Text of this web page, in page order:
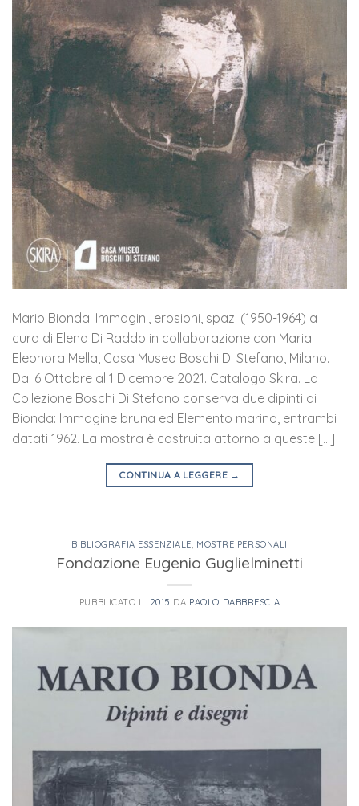
Mario Bionda. Immagini, erosioni, spazi (1950-1964) a
cura di Elena Di Raddo in collaborazione con Maria
Eleonora Mella, Casa Museo Boschi Di Stefano, Milano.
Dal 6 Ottobre al 1 Dicembre 2021. Catalogo Skira. La
Collezione Boschi Di Stefano conserva due dipinti di
Bionda: Immagine bruna ed Elemento marino, entrambi
datati 1962. La mostra è costruita attorno a queste […]
CONTINUA A LEGGERE →
BIBLIOGRAFIA ESSENZIALE, MOSTRE PERSONALI
Fondazione Eugenio Guglielminetti
PUBBLICATO IL 2015 DA PAOLO DABBRESCIA